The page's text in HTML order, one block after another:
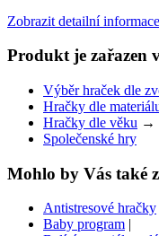
Zobrazit detailní
Produkt je zařazen
Výběr hraček dle
Hračky dle
Hračky dle věku →
Společenské hry
Mohlo by Vás také
Antistresové hračky
Baby program |